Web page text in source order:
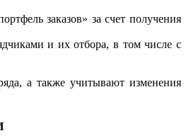
заказов» за счет получения
и их отбора, в том числе с
а также учитывают изменения